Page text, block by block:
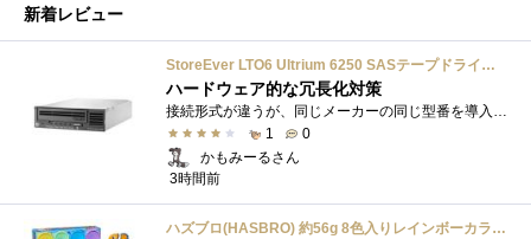
新着レビュー
StoreEver LTO6 Ultrium 6250 SASテープドライブ(内蔵型)
ハードウェア的な冗長化対策
1
0
かもみーるさん
3時間前
ハズブロ(HASBRO) 約56g 8色入りレインボーカラーのプレイ・ドー、新学期用品、2才以上のプリスクールの子供向け、子供向けのアート&クラフト 粘土 ねんど、こどもの日、子供の日プレゼント